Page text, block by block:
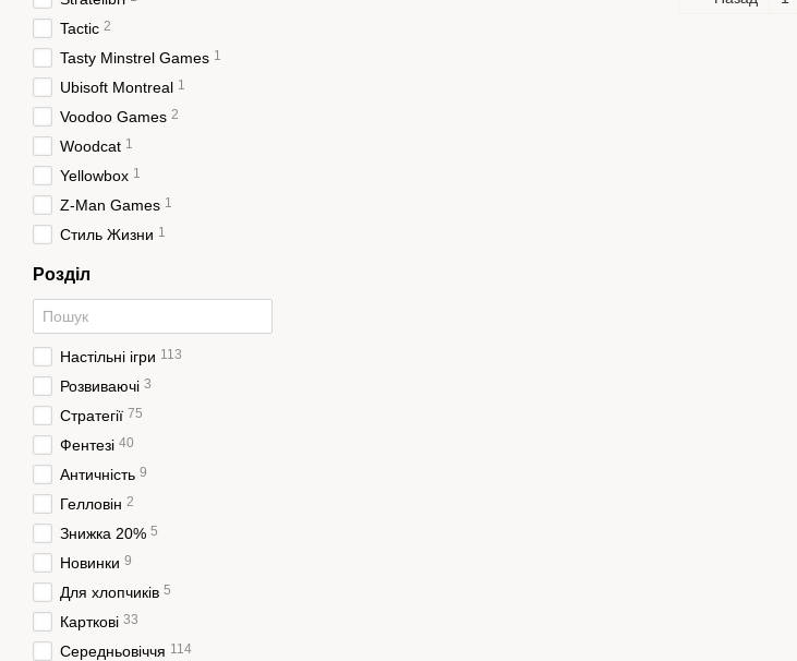
Tactic 2
Tasty Minstrel Games 1
Ubisoft Montreal 1
Voodoo Games 2
Woodcat 1
Yellowbox 1
Z-Man Games 1
Стиль Жизни 1
Розділ
Настільні ігри 113
Розвиваючі 3
Стратегії 75
Фентезі 40
Античність 9
Гелловін 2
Знижка 20% 5
Новинки 9
Для хлопчиків 5
Карткові 33
Середньовіччя 114